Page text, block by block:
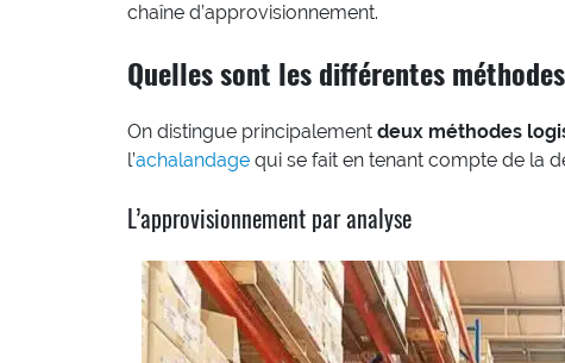
chaîne d’approvisionnement.
Quelles sont les différentes
On distingue principalement deux méthodes
l’achalandage qui se fait en tenant compte de la
L’approvisionnement par analyse